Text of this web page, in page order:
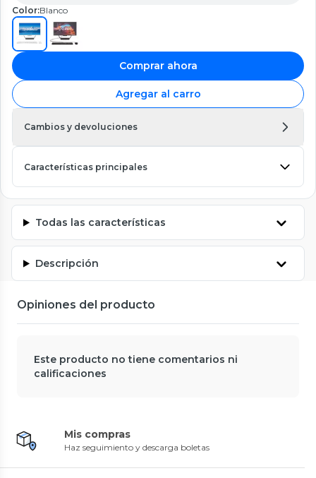
Color:Blanco
Comprar ahora
Agregar al carro
Cambios y devoluciones
Características principales
Todas las características
Descripción
Opiniones del producto
Este producto no tiene comentarios ni
calificaciones
Mis compras
Haz seguimiento y descarga boletas